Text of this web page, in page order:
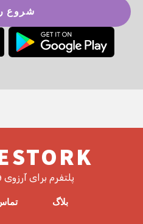
شروع
پلتفرم برای
بلاگ